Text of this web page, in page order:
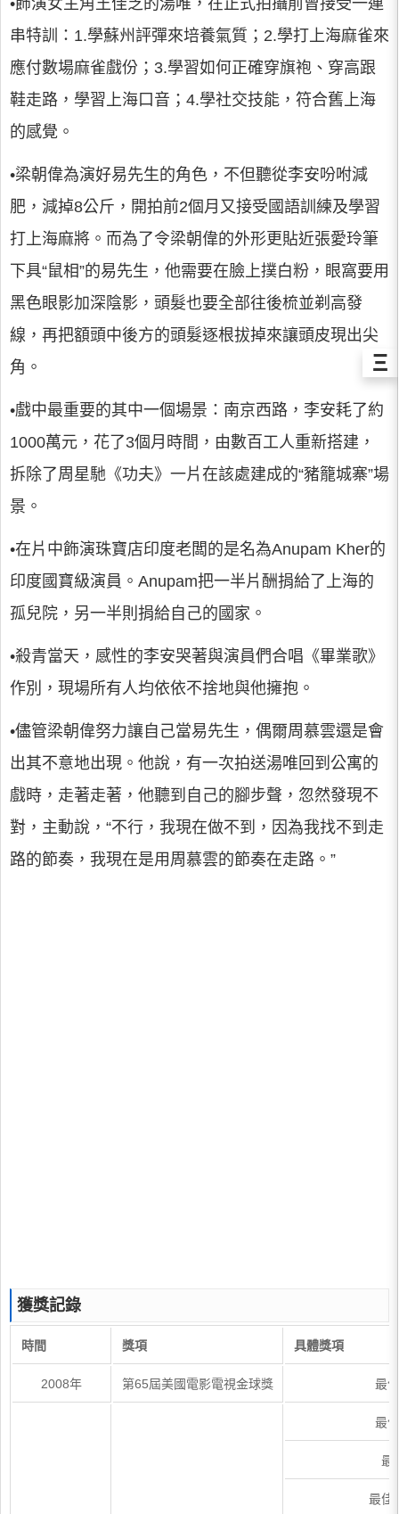
•飾演女主角王佳芝的湯唯，在正式拍攝前曾接受一連
串特訓：1.學蘇州評彈來培養氣質；2.學打上海麻雀來
應付數場麻雀戲份；3.學習如何正確穿旗袍、穿高跟
鞋走路，學習上海口音；4.學社交技能，符合舊上海
的感覺。
•梁朝偉為演好易先生的角色，不但聽從李安吩咐減
肥，減掉8公斤，開拍前2個月又接受國語訓練及學習
打上海麻將。而為了令梁朝偉的外形更貼近張愛玲筆
下具“鼠相”的易先生，他需要在臉上撲白粉，眼窩要用
黑色眼影加深陰影，頭髮也要全部往後梳並剃高發
線，再把額頭中後方的頭髮逐根拔掉來讓頭皮現出尖
角。
•戲中最重要的其中一個場景：南京西路，李安耗了約
1000萬元，花了3個月時間，由數百工人重新搭建，
拆除了周星馳《功夫》一片在該處建成的“豬籠城寨”場
景。
•在片中飾演珠寶店印度老闆的是名為Anupam Kher的
印度國寶級演員。Anupam把一半片酬捐給了上海的
孤兒院，另一半則捐給自己的國家。
•殺青當天，感性的李安哭著與演員們合唱《畢業歌》
作別，現場所有人均依依不捨地與他擁抱。
•儘管梁朝偉努力讓自己當易先生，偶爾周慕雲還是會
出其不意地出現。他說，有一次拍送湯唯回到公寓的
戲時，走著走著，他聽到自己的腳步聲，忽然發現不
對，主動說，“不行，我現在做不到，因為我找不到走
路的節奏，我現在是用周慕雲的節奏在走路。”
獲獎記錄
時間 獎項 具體獎項
2008年 第65屆美國電影電視金球獎 最
最
最
最佳
Ξ